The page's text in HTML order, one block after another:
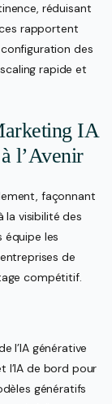
réduisant
rapportent
des
rapide et
IA
l’Avenir
façonnant
la visibilité des
équipe les
de
compétitif.
l’IA générative
l’IA de bord pour
génératifs